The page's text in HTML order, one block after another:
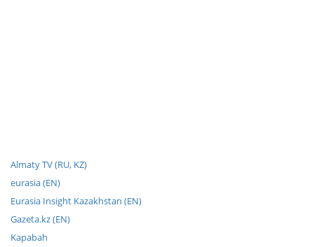
Almaty TV (RU, KZ)
eurasia (EN)
Eurasia Insight Kazakhstan (EN)
Gazeta.kz (EN)
Kapabah